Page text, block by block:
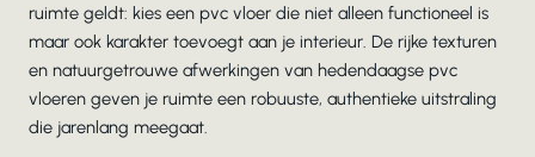
ruimte geldt: kies een pvc vloer die niet alleen functioneel is
maar ook karakter toevoegt aan je interieur. De rijke texturen
en natuurgetrouwe afwerkingen van hedendaagse pvc
vloeren geven je ruimte een robuuste, authentieke uitstraling
die jarenlang meegaat.